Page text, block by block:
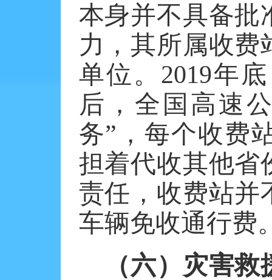
本身并不具备批
力，其所属收费
单位。 2019年
后，全国高速
务”，每个收费
担着代收其他省
责任，收费站并
车辆免收通行费
（六）灾害